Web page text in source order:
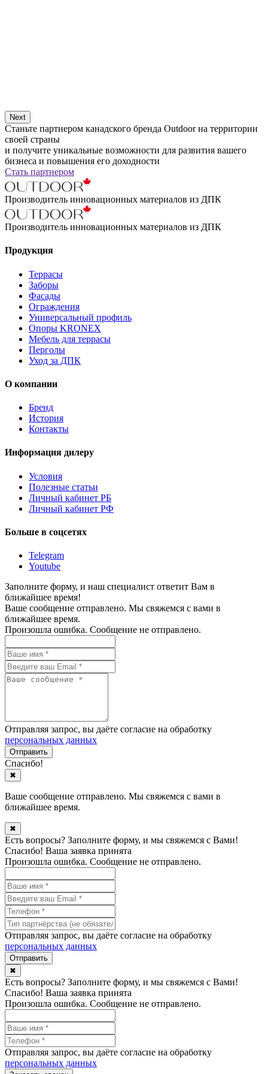
Next
Станьте партнером канадского бренда Outdoor на территории
своей страны
и получите уникальные возможности для развития вашего
бизнеса и повышения его доходности
Стать партнером
Производитель инновационных материалов из ДПК
Производитель инновационных материалов из ДПК
Продукция
Террасы
Заборы
Фасады
Ограждения
Универсальный профиль
Опоры KRONEX
Мебель для террасы
Перголы
Уход за ДПК
О компании
Бренд
История
Контакты
Информация дилеру
Условия
Полезные статьи
Личный кабинет РБ
Личный кабинет РФ
Больше в соцсетях
Telegram
Youtube
Заполните форму, и наш специалист ответит Вам в
ближайшее время!
Ваше сообщение отправлено. Мы свяжемся с вами в
ближайшее время.
Произошла ошибка. Сообщение не отправлено.
Отправляя запрос, вы даёте согласие на обработку
персональных данных
Спасибо!
✖
Ваше сообщение отправлено. Мы свяжемся с вами в
ближайшее время.
✖
Есть вопросы? Заполните форму, и мы свяжемся с Вами!
Спасибо! Ваша заявка принята
Произошла ошибка. Сообщение не отправлено.
Отправляя запрос, вы даёте согласие на обработку
персональных данных
✖
Есть вопросы? Заполните форму, и мы свяжемся с Вами!
Спасибо! Ваша заявка принята
Произошла ошибка. Сообщение не отправлено.
Отправляя запрос, вы даёте согласие на обработку
персональных данных